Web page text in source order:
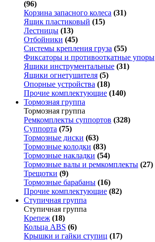
(96)
Корзина запасного колеса (31)
Ящик пластиковый (15)
Лестницы (13)
Отбойники (45)
Системы крепления груза (55)
Фиксаторы и противооткатные упоры
Ящики инструментальные (31)
Ящики огнетушителя (5)
Опорные устройства (18)
Прочие комплектующие (140)
Тормозная группа
Тормозная группа
Ремкомплекты суппортов (328)
Суппорта (75)
Тормозные диски (63)
Тормозные колодки (83)
Тормозные накладки (54)
Тормозные валы и ремкомплекты (27)
Трещотки (9)
Тормозные барабаны (16)
Прочие комплектующие (82)
Ступичная группа
Ступичная группа
Крепеж (18)
Кольца ABS (6)
Крышки и гайки ступиц (17)